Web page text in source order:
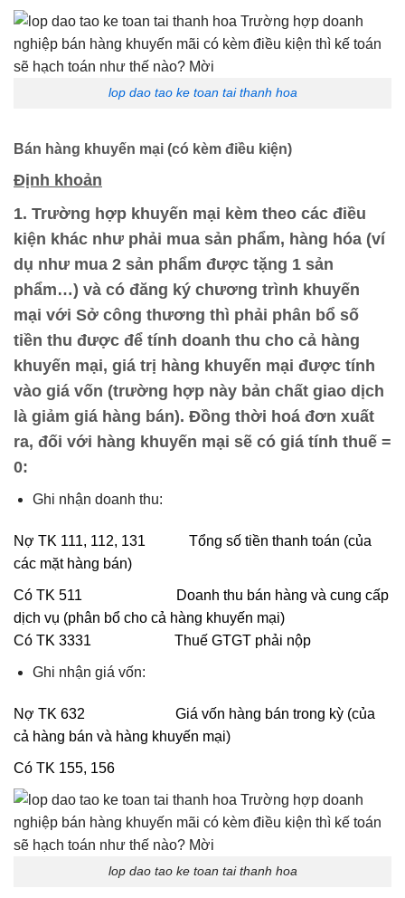
lop dao tao ke toan tai thanh hoa
Bán hàng khuyến mại (có kèm điều kiện)
Định khoản
​1. Trường hợp khuyến mại kèm theo các điều
kiện khác như phải mua sản phẩm, hàng hóa (ví
dụ như mua 2 sản phẩm được tặng 1 sản
phẩm…) và có đăng ký chương trình khuyến
mại với Sở công thương thì phải phân bổ số
tiền thu được để tính doanh thu cho cả hàng
khuyến mại, giá trị hàng khuyến mại được tính
vào giá vốn (trường hợp này bản chất giao dịch
là giảm giá hàng bán). Đồng thời hoá đơn xuất
ra, đối với hàng khuyến mại sẽ có giá tính thuế =
0:
Ghi nhận doanh thu:
Nợ TK 111, 112, 131 Tổng số tiền thanh toán (của
các mặt hàng bán)
Có TK 511 Doanh thu bán hàng và cung cấp
dịch vụ (phân bổ cho cả hàng khuyến mại)
Có TK 3331 Thuế GTGT phải nộp
Ghi nhận giá vốn:
Nợ TK 632 Giá vốn hàng bán trong kỳ (của
cả hàng bán và hàng khuyến mại)
Có TK 155, 156
lop dao tao ke toan tai thanh hoa